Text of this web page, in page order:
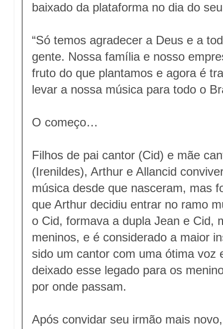
baixado da plataforma no dia do
“Só temos agradecer a Deus e a
gente. Nossa família e nosso
fruto do que plantamos e agora é
levar a nossa música para todo o
O começo…
Filhos de pai cantor (Cid) e mãe
(Irenildes), Arthur e Allancid
música desde que nasceram, mas
que Arthur decidiu entrar no ramo
o Cid, formava a dupla Jean e Cid,
meninos, e é considerado a maior
sido um cantor com uma ótima voz
deixado esse legado para os
por onde passam.
Após convidar seu irmão mais